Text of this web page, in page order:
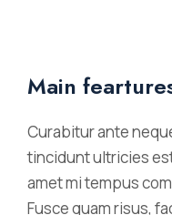
Main
Curabitur ante
tincidunt ultricies
amet mi tempus
Fusce quam risus,